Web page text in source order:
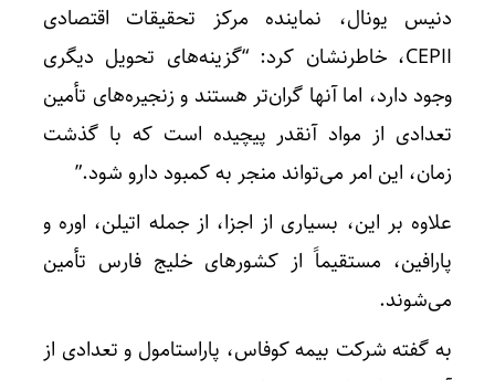
دنیس یونال، نماینده مرکز تحقیقات اقتصادی
CEPII، خاطرنشان کرد: “گزینه‌های تحویل دیگری
وجود دارد، اما آنها گران‌تر هستند و زنجیره‌های تأمین
تعدادی از مواد آنقدر پیچیده است که با گذشت
زمان، این امر می‌تواند منجر به کمبود دارو شود.”
علاوه بر این، بسیاری از اجزا، از جمله اتیلن، اوره و
پارافین، مستقیماً از کشورهای خلیج فارس تأمین
می‌شوند.
به گفته شرکت بیمه کوفاس، پاراستامول و تعدادی از